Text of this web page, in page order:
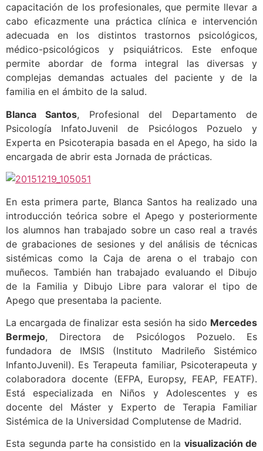
capacitación de los profesionales, que permite llevar a
cabo eficazmente una práctica clínica e intervención
adecuada en los distintos trastornos psicológicos,
médico-psicológicos y psiquiátricos. Este enfoque
permite abordar de forma integral las diversas y
complejas demandas actuales del paciente y de la
familia en el ámbito de la salud.
Blanca Santos, Profesional del Departamento de
Psicología InfatoJuvenil de Psicólogos Pozuelo y
Experta en Psicoterapia basada en el Apego, ha sido la
encargada de abrir esta Jornada de prácticas.
En esta primera parte, Blanca Santos ha realizado una
introducción teórica sobre el Apego y posteriormente
los alumnos han trabajado sobre un caso real a través
de grabaciones de sesiones y del análisis de técnicas
sistémicas como la Caja de arena o el trabajo con
muñecos. También han trabajado evaluando el Dibujo
de la Familia y Dibujo Libre para valorar el tipo de
Apego que presentaba la paciente.
La encargada de finalizar esta sesión ha sido Mercedes
Bermejo, Directora de Psicólogos Pozuelo. Es
fundadora de IMSIS (Instituto Madrileño Sistémico
InfantoJuvenil). Es Terapeuta familiar, Psicoterapeuta y
colaboradora docente (EFPA, Europsy, FEAP, FEATF).
Está especializada en Niños y Adolescentes y es
docente del Máster y Experto de Terapia Familiar
Sistémica de la Universidad Complutense de Madrid.
Esta segunda parte ha consistido en la visualización de